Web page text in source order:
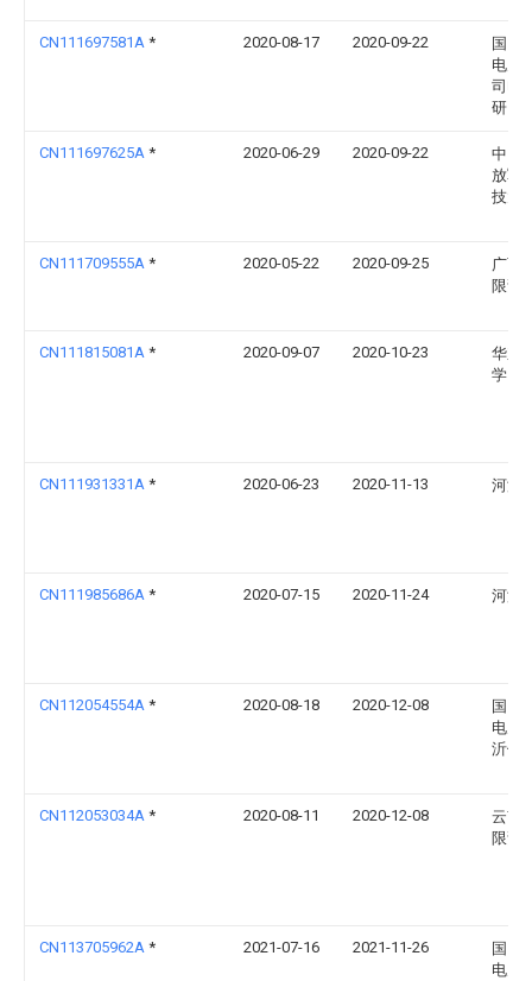
CN111697581A * 2020-08-17 2020-09-22
国网
电力
司电
研究
CN111697625A * 2020-06-29 2020-09-22
中国
放军
技大
CN111709555A * 2020-05-22 2020-09-25
广西
限责
CN111815081A * 2020-09-07 2020-10-23
华东
学
CN111931331A * 2020-06-23 2020-11-13 河海
CN111985686A * 2020-07-15 2020-11-24 河海
CN112054554A * 2020-08-18 2020-12-08
国网
电力
沂供
CN112053034A * 2020-08-11 2020-12-08
云南
限责
CN113705962A * 2021-07-16 2021-11-26
国网
电力